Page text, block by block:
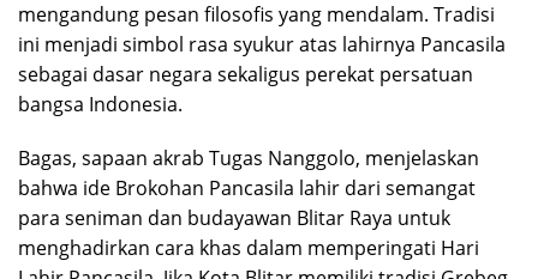
mengandung pesan filosofis yang mendalam. Tradisi
ini menjadi simbol rasa syukur atas lahirnya Pancasila
sebagai dasar negara sekaligus perekat persatuan
bangsa Indonesia.
Bagas, sapaan akrab Tugas Nanggolo, menjelaskan
bahwa ide Brokohan Pancasila lahir dari semangat
para seniman dan budayawan Blitar Raya untuk
menghadirkan cara khas dalam memperingati Hari